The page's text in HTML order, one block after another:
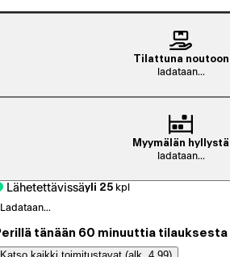
Tilattuna noutoon
ladataan...
Myymälän hyllystä
ladataan...
Lähetettävissäyli 25 kpl
Ladataan...
tänään 60 minuuttia tilauksesta